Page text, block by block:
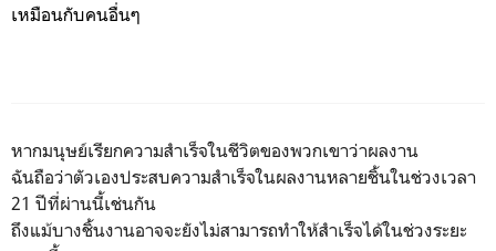
เหมือนกับคนอื่นๆ
หากมนุษย์เรียกความสำเร็จในชีวิตของพวกเขาว่าผลงาน
ฉันถือว่าตัวเองประสบความสำเร็จในผลงานหลายชิ้นในช่วงเวลา
21 ปีที่ผ่านนี้เช่นกัน
ถึงแม้บางชิ้นงานอาจจะยังไม่สามารถทำให้สำเร็จได้ในช่วงระยะ